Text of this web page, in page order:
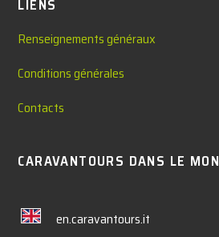
LIENS
Renseignements généraux
Conditions générales
Contacts
CARAVANTOURS DANS LE
en.caravantours.it